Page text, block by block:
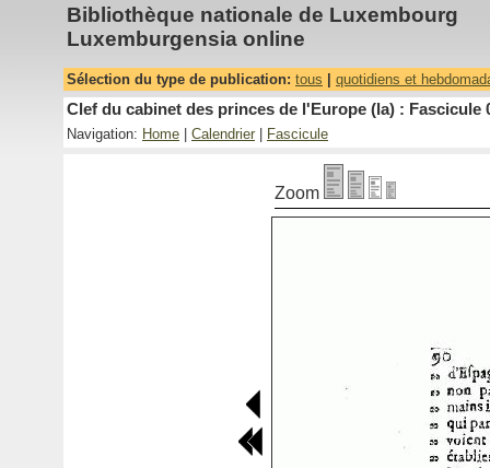
Bibliothèque nationale de Luxembourg
Luxemburgensia online
Sélection du type de publication: tous quotidiens et
Clef du cabinet des princes de l'Europe (la) : Fascicule
Navigation: Home Calendrier Fascicule
Zoom